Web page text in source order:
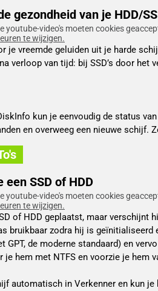
gezondheid van je HDD/
je vreemde geluiden uit je harde
verloop van tijd: bij SSD’s door het
kun je eenvoudig de status
en overweeg een nieuwe
youtube-video's moeten cookies
te wijzigen.
SSD of HDD
of HDD geplaatst, maar
bruikbaar zodra hij is
GPT, de moderne standaard) en
hem met NTFS en voorzie je hem
automatisch in Verkenner en kun
youtube-video's moeten cookies
te wijzigen.